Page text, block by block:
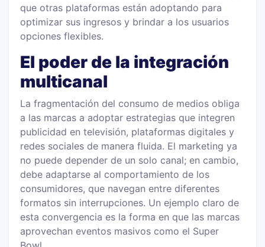
que otras plataformas están adoptando para
optimizar sus ingresos y brindar a los usuarios
opciones flexibles.
El poder de la integración
multicanal
La fragmentación del consumo de medios obliga
a las marcas a adoptar estrategias que integren
publicidad en televisión, plataformas digitales y
redes sociales de manera fluida. El marketing ya
no puede depender de un solo canal; en cambio,
debe adaptarse al comportamiento de los
consumidores, que navegan entre diferentes
formatos sin interrupciones. Un ejemplo claro de
esta convergencia es la forma en que las marcas
aprovechan eventos masivos como el Super